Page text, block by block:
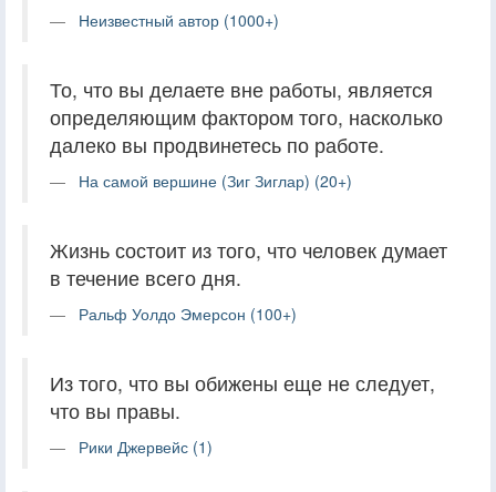
Неизвестный автор (1000+)
То, что вы делаете вне работы, является
определяющим фактором того, насколько
далеко вы продвинетесь по работе.
На самой вершине (Зиг Зиглар) (20+)
Жизнь состоит из того, что человек думает
в течение всего дня.
Ральф Уолдо Эмерсон (100+)
Из того, что вы обижены еще не следует,
что вы правы.
Рики Джервейс (1)